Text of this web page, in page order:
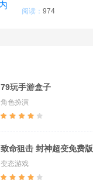
阅读： 974
79玩手游盒子
角色扮演
致命狙击 封神超变免费版
变态游戏